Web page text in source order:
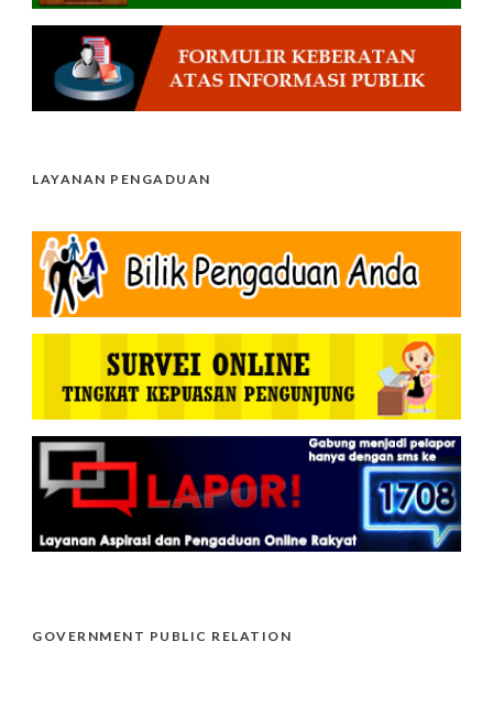
LAYANAN PENGADUAN
GOVERNMENT PUBLIC RELATION